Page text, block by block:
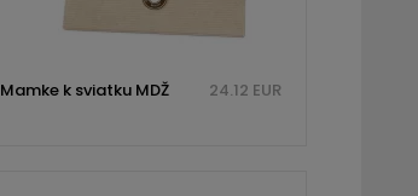
Mamke k sviatku MDŽ 24.12 EUR